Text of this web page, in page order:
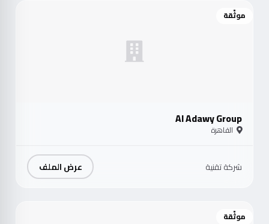
موثّقة
Al Adawy Group
القاهرة
شركة تقنية عرض الملف
موثّقة